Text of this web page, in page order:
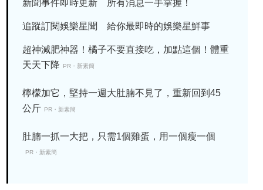
新聞事件即時更新 所有消息一手掌握！
追蹤訂閱娛樂星聞 給你最即時的娛樂星鮮事
超神減肥神器！橘子不要直接吃，加點這個！體重
天天下降
PR・新素簡
檸檬加它，堅持一週大肚腩不見了，重新回到45
公斤 PR・新素簡
肚腩一抓一大把，只需1個雞蛋，用一個瘦一個
PR・新素簡